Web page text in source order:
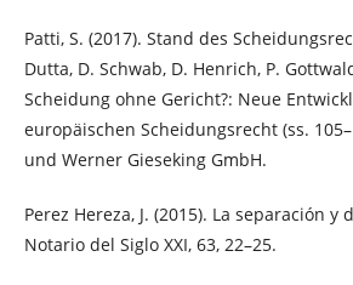
Patti, S. (2017). Stand des
Dutta, D. Schwab, D. Henrich, P.
Scheidung ohne Gericht?: Neue
europäischen Scheidungsrecht (ss.
und Werner Gieseking GmbH.
Perez Hereza, J. (2015). La separación y
Notario del Siglo XXI, 63, 22–25.